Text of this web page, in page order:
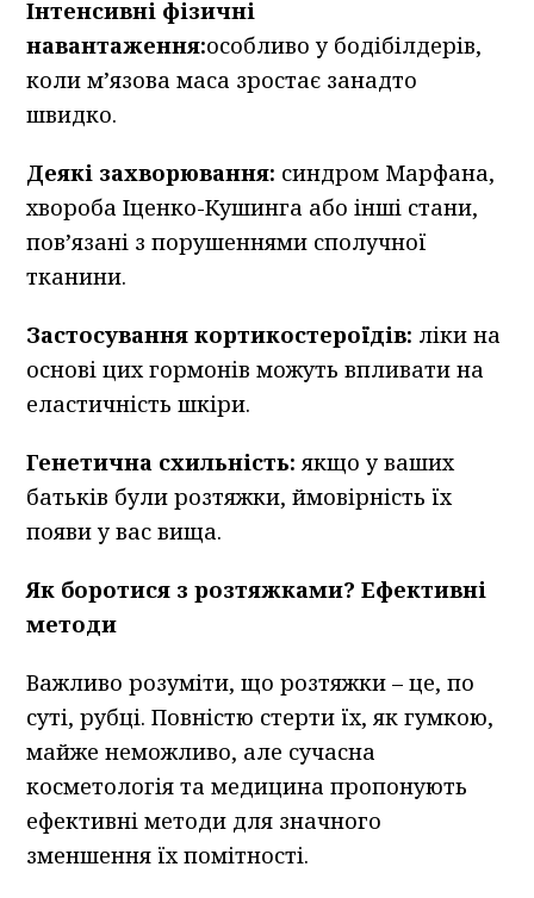
Інтенсивні фізичні
навантаження:особливо у бодібілдерів,
коли м’язова маса зростає занадто
швидко.
Деякі захворювання: синдром Марфана,
хвороба Іценко-Кушинга або інші стани,
пов’язані з порушеннями сполучної
тканини.
Застосування кортикостероїдів: ліки на
основі цих гормонів можуть впливати на
еластичність шкіри.
Генетична схильність:якщо у ваших
батьків були розтяжки, ймовірність їх
появи у вас вища.
Як боротися з розтяжками? Ефективні
методи
Важливо розуміти, що розтяжки – це, по
суті, рубці. Повністю стерти їх, як гумкою,
майже неможливо, але сучасна
косметологія та медицина пропонують
ефективні методи для значного
зменшення їх помітності.